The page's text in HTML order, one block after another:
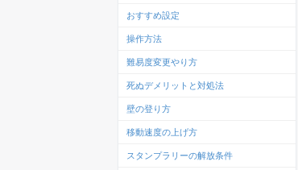
おすすめ設定
操作方法
難易度変更やり方
死ぬデメリットと対処法
壁の登り方
移動速度の上げ方
スタンプラリーの解放条件